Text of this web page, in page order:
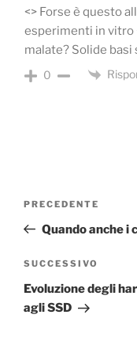
<> Forse è questo
esperimenti in vitro
malate? Solide
0
Articolo
precedente:
PRECEDENTE
Quando anche i
Articolo
successivo
SUCCESSIVO
Evoluzione degli
agli SSD